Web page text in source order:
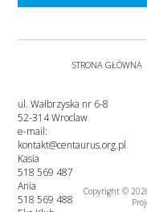
ul. Wałbrzyska nr 6-8
52-314 Wroclaw
e-mail:
kontakt@centaurus.org.pl
Kasia
518 569 487
Ania
518 569 488
Copyright ©
STRONA GŁÓWNA